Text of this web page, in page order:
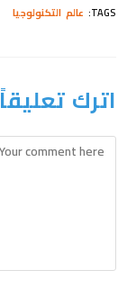
TAGS
: عالم التكنولوجيا
اترك تعليقاً